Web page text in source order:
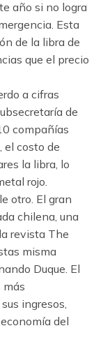
año si no logra
Esta
de la libra de
que el precio
a cifras
de
compañías
el costo de
la libra, lo
rojo.
otro. El gran
chilena, una
revista The
misma
Duque. El
más
ingresos,
del